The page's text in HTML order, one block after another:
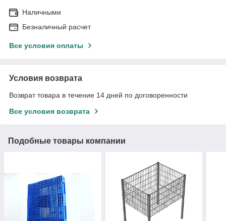
Наличными
Безналичный расчет
Все условия оплаты
Условия возврата
Возврат товара в течение 14 дней по договоренности
Все условия возврата
Подобные товары компании